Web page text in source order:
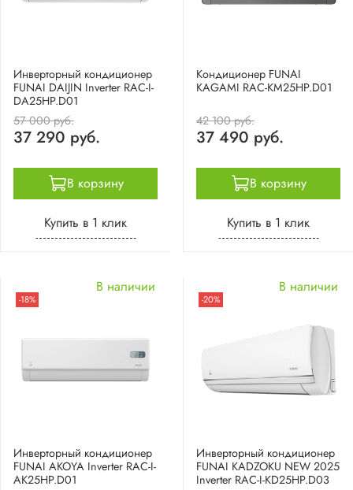
Инверторный кондиционер
FUNAI DAIJIN Inverter RAC-I-
DA25HP.D01
57 000 руб.
37 290 руб.
В корзину
Купить в 1 клик
Кондиционер FUNAI
KAGAMI RAC-KM25HP.D01
42 100 руб.
37 490 руб.
В корзину
Купить в 1 клик
-18%
Инверторный кондиционер
FUNAI AKOYA Inverter RAC-I-
AK25HP.D01
В наличии
-20%
Инверторный кондиционер
FUNAI KADZOKU NEW 2025
Inverter RAC-I-KD25HP.D03
В наличии